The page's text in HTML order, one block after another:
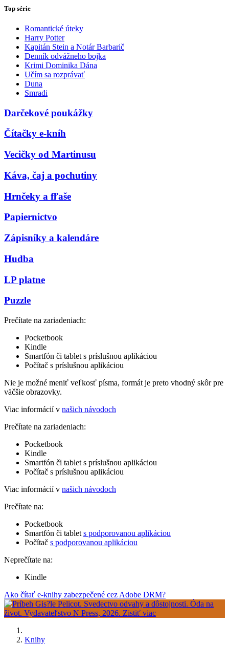
Top série
Romantické úteky
Harry Potter
Kapitán Stein a Notár Barbarič
Denník odvážneho bojka
Krimi Dominika Dána
Učím sa rozprávať
Duna
Smradi
Darčekové poukážky
Čítačky e-kníh
Vecičky od Martinusu
Káva, čaj a pochutiny
Hrnčeky a fľaše
Papiernictvo
Zápisníky a kalendáre
Hudba
LP platne
Puzzle
Prečítate na zariadeniach:
Pocketbook
Kindle
Smartfón či tablet s príslušnou aplikáciou
Počítač s príslušnou aplikáciou
Nie je možné meniť veľkosť písma, formát je preto vhodný skôr pre
väčšie obrazovky.
Viac informácií v našich návodoch
Prečítate na zariadeniach:
Pocketbook
Kindle
Smartfón či tablet s príslušnou aplikáciou
Počítač s príslušnou aplikáciou
Viac informácií v našich návodoch
Prečítate na:
Pocketbook
Smartfón či tablet s podporovanou aplikáciou
Počítač s podporovanou aplikáciou
Neprečítate na:
Kindle
Ako čítať e-knihy zabezpečené cez Adobe DRM?
Knihy